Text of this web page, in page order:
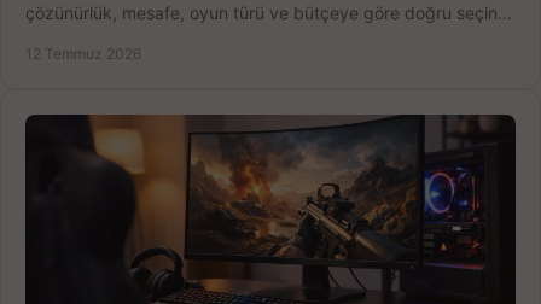
çözünürlük, mesafe, oyun türü ve bütçeye göre doğru seçin,
12 Temmuz 2026